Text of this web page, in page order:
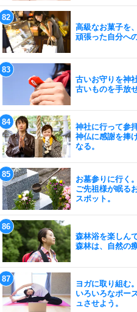
高級なお菓子を
頑張った自分へ
古いお守りを神
古いものを手放
神社に行って参
神仏に感謝を捧
なる。
お墓参りに行く。
ご先祖様が眠る
スポット。
森林浴を楽しん
森林は、自然の
ヨガに取り組む。
いろいろなポー
ュさせよう。